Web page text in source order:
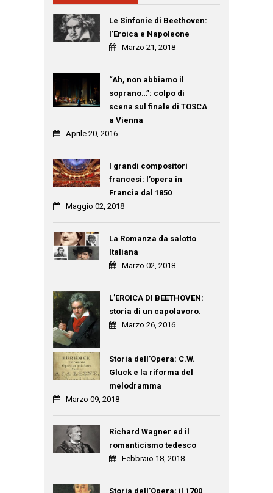
Le Sinfonie di Beethoven:
l’Eroica e Napoleone
Marzo 21, 2018
“Ah, non abbiamo il
soprano…”: colpo di
scena sul finale di TOSCA
a Vienna
Aprile 20, 2016
I grandi compositori
francesi: l’opera in
Francia dal 1850
Maggio 02, 2018
La Romanza da salotto
Italiana
Marzo 02, 2018
L’EROICA DI BEETHOVEN:
storia di un capolavoro.
Marzo 26, 2016
Storia dell’Opera: C.W.
Gluck e la riforma del
melodramma
Marzo 09, 2018
Richard Wagner ed il
romanticismo tedesco
Febbraio 18, 2018
Storia dell’Opera: il 1700